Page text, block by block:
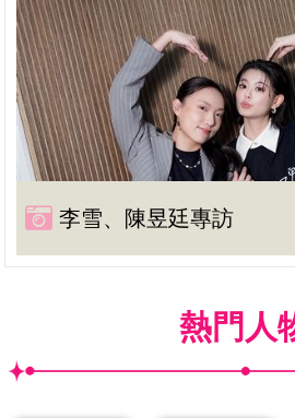
李雪、陳昱廷專訪
熱門人